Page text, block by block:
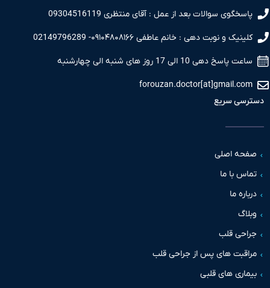
سوالات بعد از عمل : آقای منتظری 09304516119
و نوبت دهی : خانم عاطفی ۰۹۱۰۴۸۰۸۱۶۶- 02149796289
دهی 10 الی 17 روز های شنبه الی چهارشنبه
سریع
اصلی
با ما
ما
قلب
های پس از جراحی قلب
های قلبی